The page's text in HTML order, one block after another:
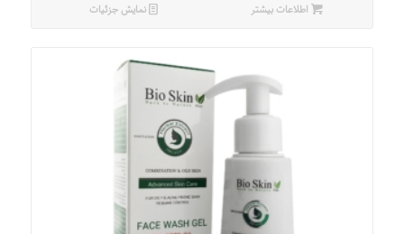
اطلاعات بیشتر نمایش جزئیات